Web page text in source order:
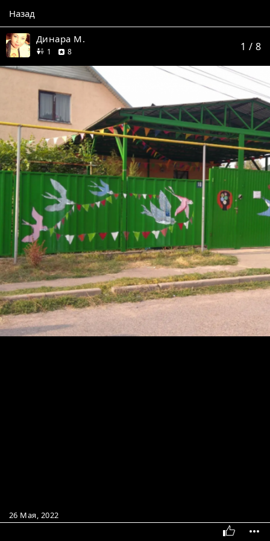
Назад
Динара М.
1 друг 8отзывов 1 / 8
26 Мая, 2022